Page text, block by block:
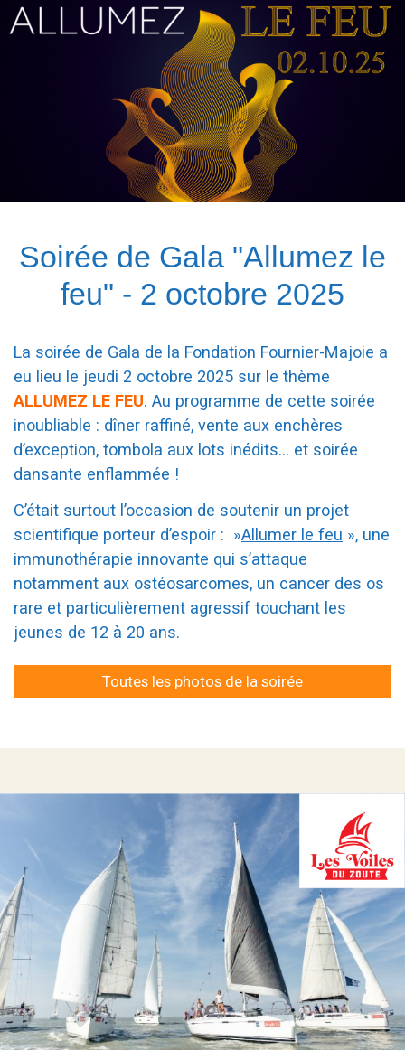
Soirée de Gala "Allumez le
feu" - 2 octobre 2025
La soirée de Gala de la Fondation Fournier-Majoie a
eu lieu le jeudi 2 octobre 2025 sur le thème
ALLUMEZ LE FEU. Au programme de cette soirée
inoubliable : dîner raffiné, vente aux enchères
d’exception, tombola aux lots inédits… et soirée
dansante enflammée !
C’était surtout l’occasion de soutenir un projet
scientifique porteur d’espoir : »Allumer le feu », une
immunothérapie innovante qui s’attaque
notamment aux ostéosarcomes, un cancer des os
rare et particulièrement agressif touchant les
jeunes de 12 à 20 ans.
Toutes les photos de la soirée